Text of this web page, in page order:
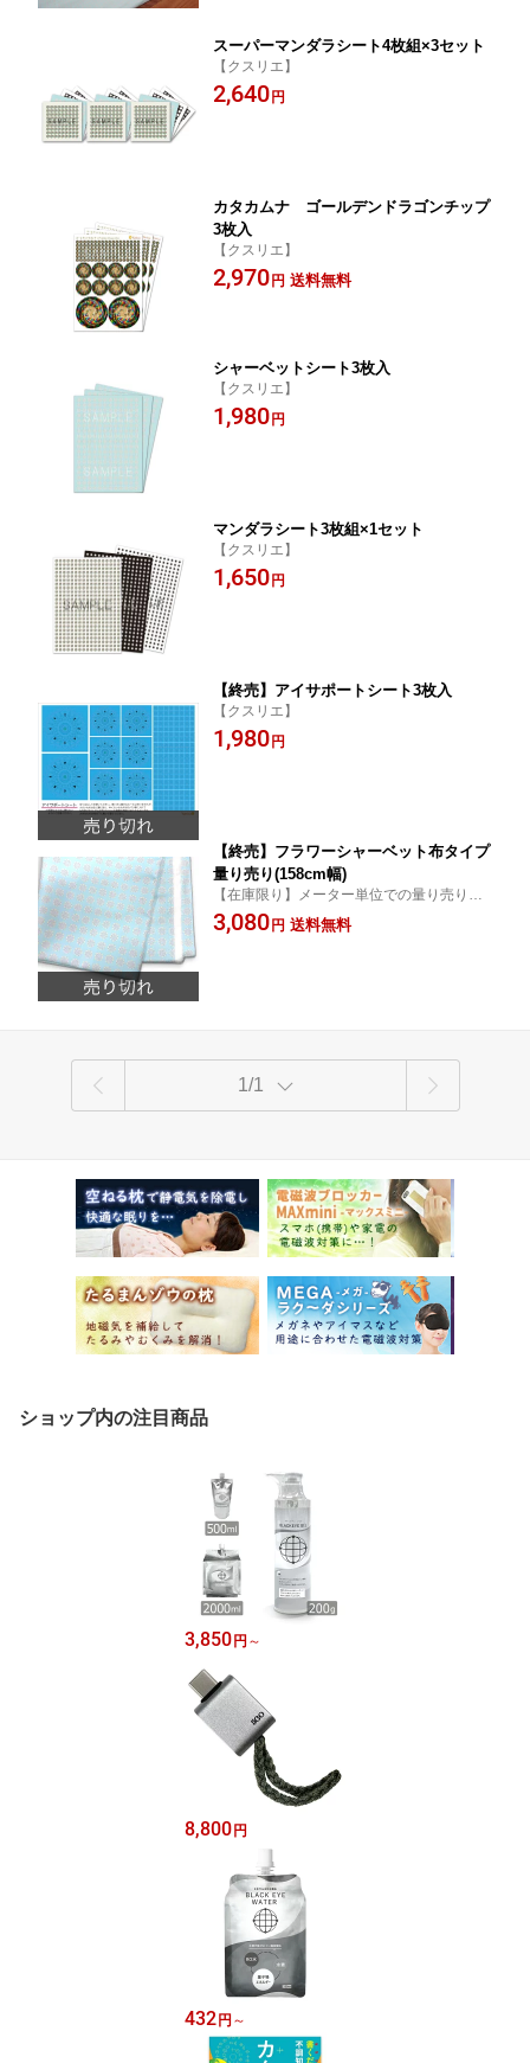
スーパーマンダラシート4枚組×3セット
【クスリエ】
2,640 円
カタカムナ ゴールデンドラゴンチップ
3枚入
【クスリエ】
2,970 円 送料無料
シャーベットシート3枚入
【クスリエ】
1,980 円
マンダラシート3枚組×1セット
【クスリエ】
1,650 円
【終売】アイサポートシート3枚入
【クスリエ】
1,980 円
【終売】フラワーシャーベット布タイプ
量り売り(158cm幅)
【在庫限り】メーター単位での量り売りで
す
3,080 円 送料無料
1/1
ショップ内の注目商品
3,850 円 ～
8,800 円
432 円 ～